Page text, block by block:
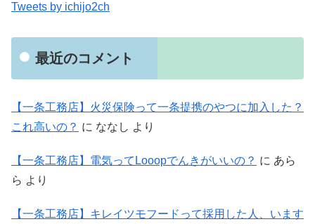
Tweets by ichijo2ch
最近のコメント
【一条工務店】火災保険って一条提携のやつに加入した？
これ高いの？ に ななし より
【一条工務店】電気ってLooopでんきがいいの？ に あら
ら より
【一条工務店】キレイツモフードって採用した人、います